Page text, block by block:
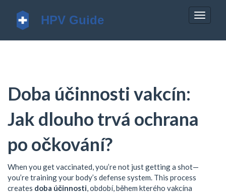
Doba účinnosti vakcín:
Jak dlouho trvá ochrana
po očkování?
When you get vaccinated, you’re not just getting a shot—
you’re training your body’s defense system. This process
creates doba účinnosti,období, během kterého vakcína